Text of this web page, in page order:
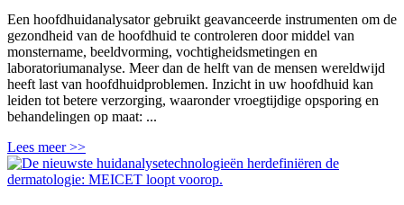
Een hoofdhuidanalysator gebruikt geavanceerde instrumenten om de
gezondheid van de hoofdhuid te controleren door middel van
monstername, beeldvorming, vochtigheidsmetingen en
laboratoriumanalyse. Meer dan de helft van de mensen wereldwijd
heeft last van hoofdhuidproblemen. Inzicht in uw hoofdhuid kan
leiden tot betere verzorging, waaronder vroegtijdige opsporing en
behandelingen op maat: ...
Lees meer >>